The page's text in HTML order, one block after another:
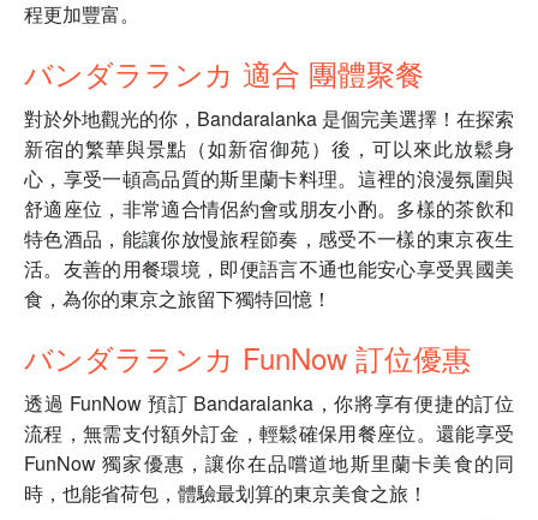
程更加豐富。
バンダラランカ 適合 團體聚餐
對於外地觀光的你，Bandaralanka 是個完美選擇！在探索
新宿的繁華與景點（如新宿御苑）後，可以來此放鬆身
心，享受一頓高品質的斯里蘭卡料理。這裡的浪漫氛圍與
舒適座位，非常適合情侶約會或朋友小酌。多樣的茶飲和
特色酒品，能讓你放慢旅程節奏，感受不一樣的東京夜生
活。友善的用餐環境，即便語言不通也能安心享受異國美
食，為你的東京之旅留下獨特回憶！
バンダラランカ FunNow 訂位優惠
透過 FunNow 預訂 Bandaralanka，你將享有便捷的訂位
流程，無需支付額外訂金，輕鬆確保用餐座位。還能享受
FunNow 獨家優惠，讓你在品嚐道地斯里蘭卡美食的同
時，也能省荷包，體驗最划算的東京美食之旅！